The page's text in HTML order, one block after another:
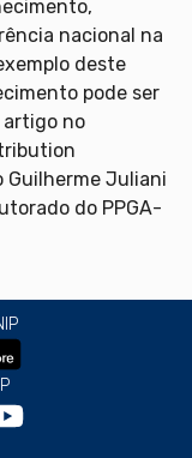
nacional na
deste
pode ser
artigo no
Guilherme Juliani
do PPGA-